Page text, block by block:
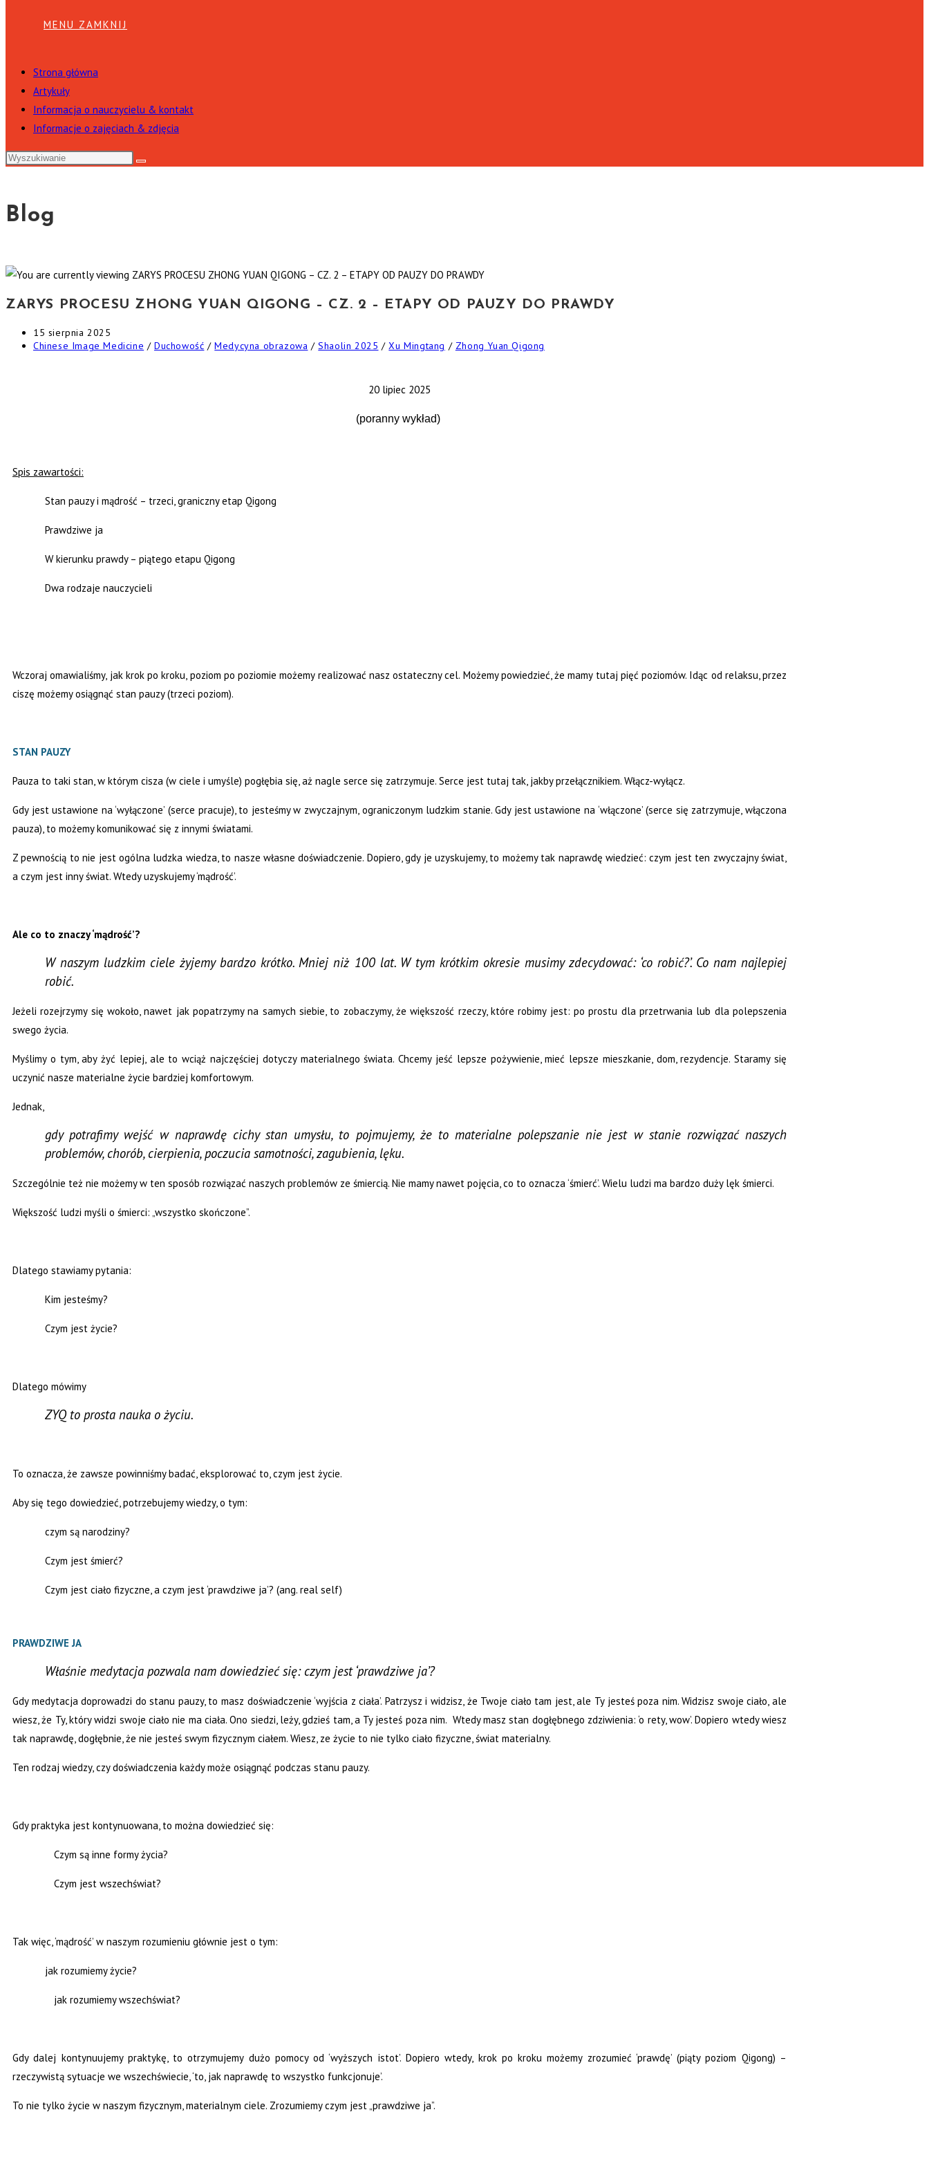
MENU ZAMKNIJ
Strona główna
Artykuły
Informacja o nauczycielu & kontakt
Informacje o zajęciach & zdjęcia
Blog
ZARYS PROCESU ZHONG YUAN QIGONG – CZ. 2 – ETAPY OD PAUZY DO PRAWDY
15 sierpnia 2025
Chinese Image Medicine / Duchowość / Medycyna obrazowa / Shaolin 2025 / Xu Mingtang / Zhong Yuan Qigong
20 lipiec 2025
(poranny wykład)
Spis zawartości:
Stan pauzy i mądrość – trzeci, graniczny etap Qigong
Prawdziwe ja
W kierunku prawdy – piątego etapu Qigong
Dwa rodzaje nauczycieli
Wczoraj omawialiśmy, jak krok po kroku, poziom po poziomie możemy realizować nasz ostateczny cel. Możemy powiedzieć, że mamy tutaj pięć poziomów. Idąc od relaksu, przez
ciszę możemy osiągnąć stan pauzy (trzeci poziom).
STAN PAUZY
Pauza to taki stan, w którym cisza (w ciele i umyśle) pogłębia się, aż nagle serce się zatrzymuje. Serce jest tutaj tak, jakby przełącznikiem. Włącz-wyłącz.
Gdy jest ustawione na ‘wyłączone’ (serce pracuje), to jesteśmy w zwyczajnym, ograniczonym ludzkim stanie. Gdy jest ustawione na ‘włączone’ (serce się zatrzymuje, włączona
pauza), to możemy komunikować się z innymi światami.
Z pewnością to nie jest ogólna ludzka wiedza, to nasze własne doświadczenie. Dopiero, gdy je uzyskujemy, to możemy tak naprawdę wiedzieć: czym jest ten zwyczajny świat,
a czym jest inny świat. Wtedy uzyskujemy ‘mądrość’.
Ale co to znaczy ‘mądrość’?
W naszym ludzkim ciele żyjemy bardzo krótko. Mniej niż 100 lat. W tym krótkim okresie musimy zdecydować: ‘co robić?’. Co nam najlepiej
robić.
Jeżeli rozejrzymy się wokoło, nawet jak popatrzymy na samych siebie, to zobaczymy, że większość rzeczy, które robimy jest: po prostu dla przetrwania lub dla polepszenia
swego życia.
Myślimy o tym, aby żyć lepiej, ale to wciąż najczęściej dotyczy materialnego świata. Chcemy jeść lepsze pożywienie, mieć lepsze mieszkanie, dom, rezydencje. Staramy się
uczynić nasze materialne życie bardziej komfortowym.
Jednak,
gdy potrafimy wejść w naprawdę cichy stan umysłu, to pojmujemy, że to materialne polepszanie nie jest w stanie rozwiązać naszych
problemów, chorób, cierpienia, poczucia samotności, zagubienia, lęku.
Szczególnie też nie możemy w ten sposób rozwiązać naszych problemów ze śmiercią. Nie mamy nawet pojęcia, co to oznacza ‘śmierć’. Wielu ludzi ma bardzo duży lęk śmierci.
Większość ludzi myśli o śmierci: „wszystko skończone”.
Dlatego stawiamy pytania:
Kim jesteśmy?
Czym jest życie?
Dlatego mówimy
ZYQ to prosta nauka o życiu.
To oznacza, że zawsze powinniśmy badać, eksplorować to, czym jest życie.
Aby się tego dowiedzieć, potrzebujemy wiedzy, o tym:
czym są narodziny?
Czym jest śmierć?
Czym jest ciało fizyczne, a czym jest ‘prawdziwe ja’? (ang. real self)
PRAWDZIWE JA
Właśnie medytacja pozwala nam dowiedzieć się: czym jest ‘prawdziwe ja’?
Gdy medytacja doprowadzi do stanu pauzy, to masz doświadczenie ‘wyjścia z ciała’. Patrzysz i widzisz, że Twoje ciało tam jest, ale Ty jesteś poza nim. Widzisz swoje ciało, ale
wiesz, że Ty, który widzi swoje ciało nie ma ciała. Ono siedzi, leży, gdzieś tam, a Ty jesteś poza nim. Wtedy masz stan dogłębnego zdziwienia: ‘o rety, wow’. Dopiero wtedy wiesz
tak naprawdę, dogłębnie, że nie jesteś swym fizycznym ciałem. Wiesz, ze życie to nie tylko ciało fizyczne, świat materialny.
Ten rodzaj wiedzy, czy doświadczenia każdy może osiągnąć podczas stanu pauzy.
Gdy praktyka jest kontynuowana, to można dowiedzieć się:
Czym są inne formy życia?
Czym jest wszechświat?
Tak więc, ‘mądrość’ w naszym rozumieniu głównie jest o tym:
jak rozumiemy życie?
jak rozumiemy wszechświat?
Gdy dalej kontynuujemy praktykę, to otrzymujemy dużo pomocy od ‘wyższych istot’. Dopiero wtedy, krok po kroku możemy zrozumieć ‘prawdę’ (piąty poziom Qigong) –
rzeczywistą sytuacje we wszechświecie, ‘to, jak naprawdę to wszystko funkcjonuje’.
To nie tylko życie w naszym fizycznym, materialnym ciele. Zrozumiemy czym jest „prawdziwe ja”.